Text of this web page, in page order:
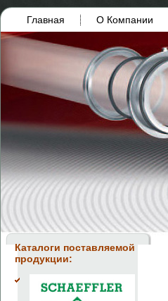
Главная О Компании
Каталоги поставляемой
продукции: